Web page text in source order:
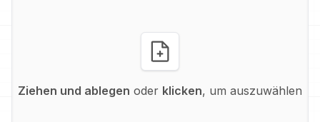
Ziehen und ablegen oder klicken, um auszuwählen